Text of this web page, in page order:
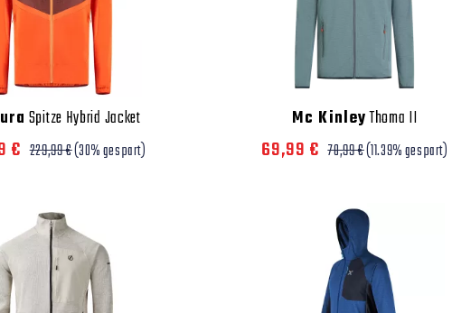
Spitze Hybrid Jacket
€ 229,99 €(30% gespart)
Mc KinleyThoma II
69,99 € 78,99 €(11.39% gespart)